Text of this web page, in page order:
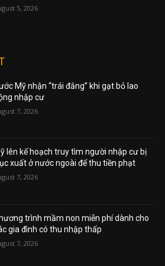
5, 2026
Mỹ nhận “trái đắng” khi gạt bỏ lao
nhập cư
7, 2026
lên kế hoạch truy tìm người nhập cư bị
xuất ở nước ngoài để thu tiền phạt
7, 2026
trình mầm non miễn phí dành cho
gia đình có thu nhập thấp
7, 2026